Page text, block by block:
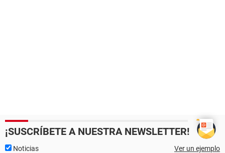
¡SUSCRÍBETE A NUESTRA NEWSLETTER!
Noticias Ver un ejemplo